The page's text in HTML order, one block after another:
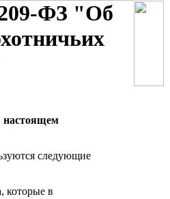
ФЗ "Об
настоящем
следующие
которые в